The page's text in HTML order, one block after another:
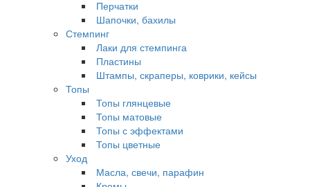
Перчатки
Шапочки, бахилы
Стемпинг
Лаки для стемпинга
Пластины
Штампы, скраперы, коврики, кейсы
Топы
Топы глянцевые
Топы матовые
Топы с эффектами
Топы цветные
Уход
Масла, свечи, парафин